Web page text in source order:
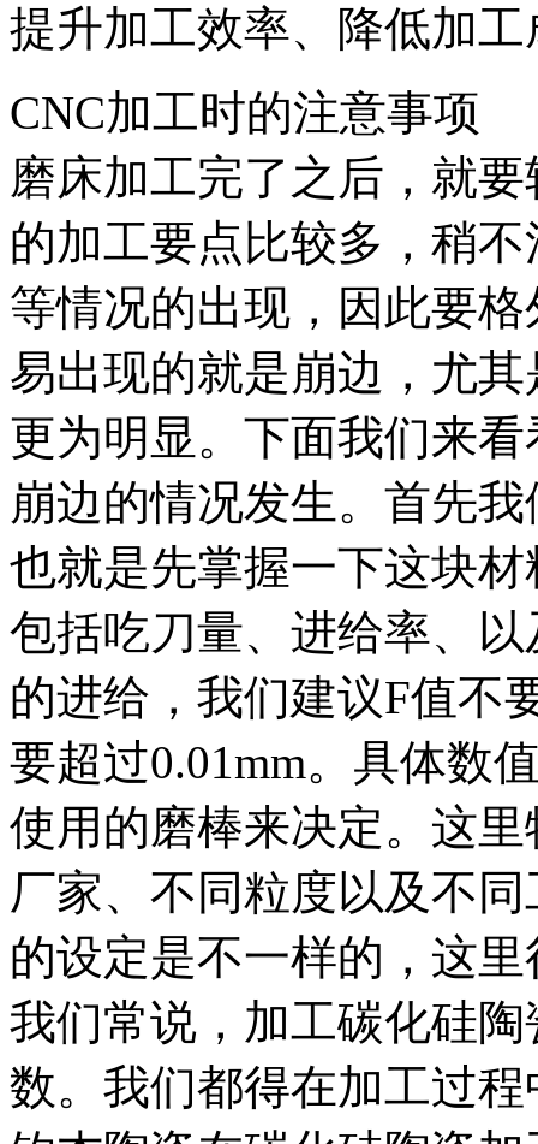
提升加工效率、降低加工
CNC加工时的注意事项
磨床加工完了之后，就
的加工要点比较多，稍
等情况的出现，因此要
易出现的就是崩边，尤
更为明显。下面我们来
崩边的情况发生。首先
也就是先掌握一下这块
包括吃刀量、进给率、
的进给，我们建议F值不
要超过0.01mm。具体数
使用的磨棒来决定。这
厂家、不同粒度以及不
的设定是不一样的，这
我们常说，加工碳化硅
数。我们都得在加工过